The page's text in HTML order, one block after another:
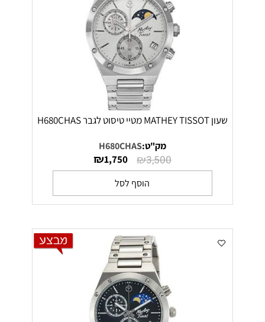
שעון MATHEY TISSOT מטיי טיסוט לגבר H680CHAS
מק"ט:H680CHAS
₪3,500
₪1,750
הוסף לסל